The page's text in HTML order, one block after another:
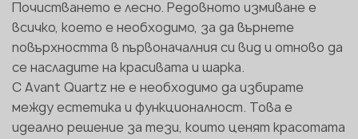
Почистването е лесно. Редовното измиване е
всичко, което е необходимо, за да върнете
повърхността в първоначалния си вид и отново да
се насладите на красивата и шарка.
С Avant Quartz не е необходимо да избирате
между естетика и функционалност. Това е
идеално решение за тези, които ценят красотата